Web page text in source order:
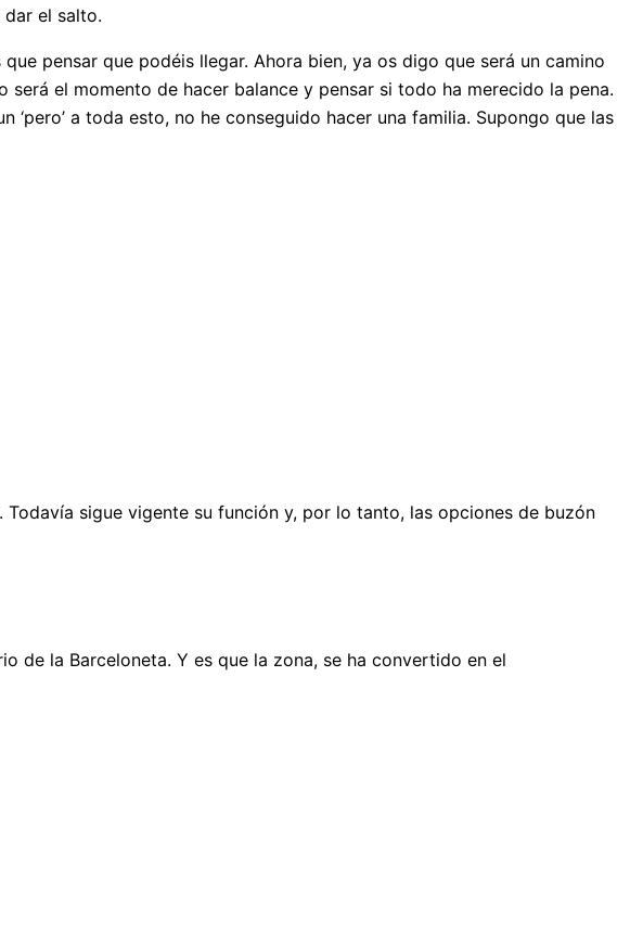
el salto.
pensar que podéis llegar. Ahora bien, ya os digo que será un camino
será el momento de hacer balance y pensar si todo ha merecido la pena.
a toda esto, no he conseguido hacer una familia. Supongo que las
sigue vigente su función y, por lo tanto, las opciones de buzón
de la Barceloneta. Y es que la zona, se ha convertido en el